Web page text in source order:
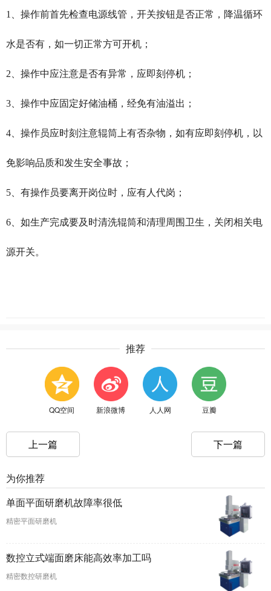
1、操作前首先检查电源线管，开关按钮是否正常，降温循环
水是否有，如一切正常方可开机；
2、操作中应注意是否有异常，应即刻停机；
3、操作中应固定好储油桶，经免有油溢出；
4、操作员应时刻注意辊筒上有否杂物，如有应即刻停机，以
免影响品质和发生安全事故；
5、有操作员要离开岗位时，应有人代岗；
6、如生产完成要及时清洗辊筒和清理周围卫生，关闭相关电
源开关。
推荐
QQ空间 新浪微博 人人网 豆瓣
上一篇 下一篇
为你推荐
单面平面研磨机故障率很低
精密平面研磨机
数控立式端面磨床能高效率加工吗
精密数控研磨机